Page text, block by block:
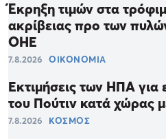
Έκρηξη τιμών στα
ακρίβειας προ των
ΟΗΕ
7.8.2026 ΟΙΚΟΝΟΜΙΑ
Εκτιμήσεις των ΗΠΑ για
του Πούτιν κατά χώρας
7.8.2026 ΚΟΣΜΟΣ